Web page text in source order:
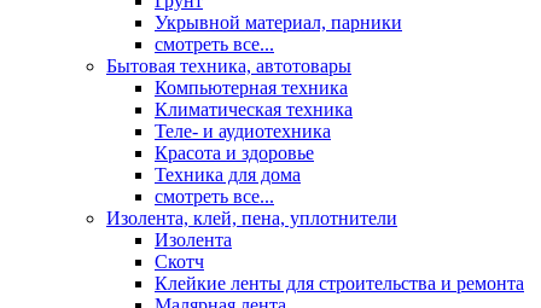
Укрывной материал, парники
смотреть все...
Бытовая техника, автотовары
Компьютерная техника
Климатическая техника
Теле- и аудиотехника
Красота и здоровье
Техника для дома
смотреть все...
Изолента, клей, пена, уплотнители
Изолента
Скотч
Клейкие ленты для строительства и ремонта